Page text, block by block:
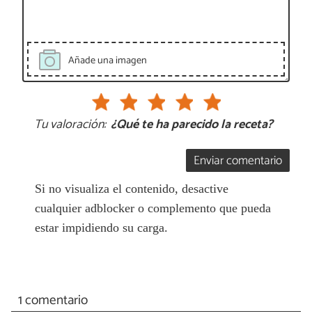
Añade una imagen
Tu valoración: ¿Qué te ha parecido la receta?
Enviar comentario
Si no visualiza el contenido, desactive
cualquier adblocker o complemento que pueda
estar impidiendo su carga.
1 comentario